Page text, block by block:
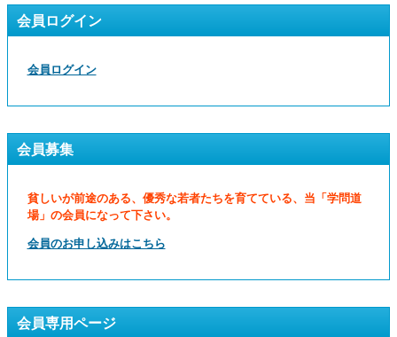
会員ログイン
会員ログイン
会員募集
貧しいが前途のある、優秀な若者たちを育てている、当「学問道
場」の会員になって下さい。
会員のお申し込みはこちら
会員専用ページ